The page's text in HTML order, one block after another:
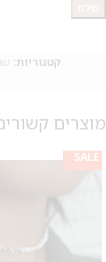
קטגוריות:
מוצרים
SALE
SALE